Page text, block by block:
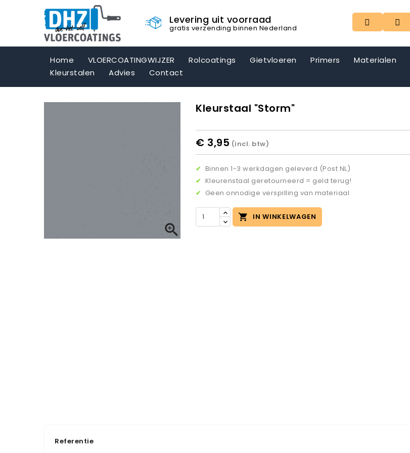
Levering uit voorraad
gratis verzending binnen Nederland
Home VLOERCOATINGWIJZER Rolcoatings Gietvloeren Primers Materialen
Kleurstalen
Advies Contact

Kleurstaal "Storm"
€ 3,95 (incl. btw)
✔ Binnen 1-3 werkdagen geleverd (Post NL)
✔ Kleurenstaal geretourneerd = geld terug!
✔ Geen onnodige verspilling van materiaal
 IN WINKELWAGEN
Referentie